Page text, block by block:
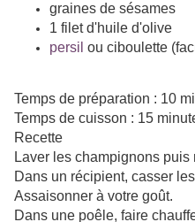
graines de sésames
1 filet d'huile d'olive
persil ou ciboulette
Temps de préparation : 10
Temps de cuisson : 15
Recette
Laver les champignons puis
Dans un récipient, casser
Assaisonner à votre goût.
Dans une poêle, faire